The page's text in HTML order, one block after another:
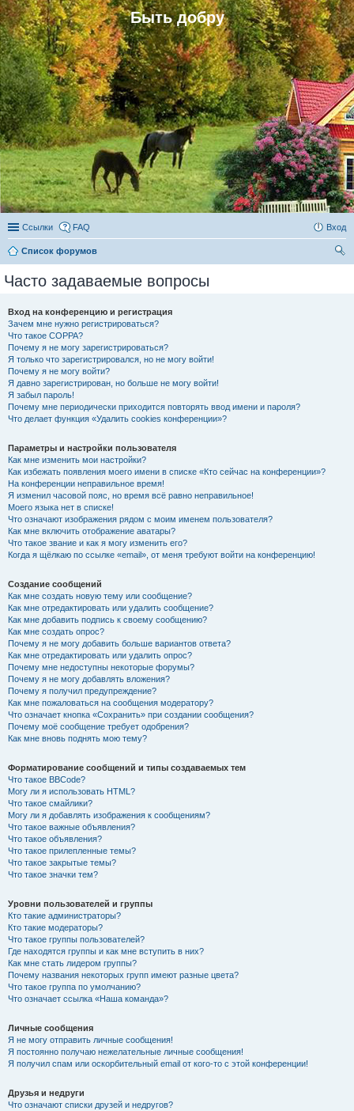
Быть добру
Ссылки FAQ Вход
Список форумов
Часто задаваемые вопросы
Вход на конференцию и регистрация
Зачем мне нужно регистрироваться?
Что такое COPPA?
Почему я не могу зарегистрироваться?
Я только что зарегистрировался, но не могу войти!
Почему я не могу войти?
Я давно зарегистрирован, но больше не могу войти!
Я забыл пароль!
Почему мне периодически приходится повторять ввод имени и пароля?
Что делает функция «Удалить cookies конференции»?
Параметры и настройки пользователя
Как мне изменить мои настройки?
Как избежать появления моего имени в списке «Кто сейчас на конференции»?
На конференции неправильное время!
Я изменил часовой пояс, но время всё равно неправильное!
Моего языка нет в списке!
Что означают изображения рядом с моим именем пользователя?
Как мне включить отображение аватары?
Что такое звание и как я могу изменить его?
Когда я щёлкаю по ссылке «email», от меня требуют войти на конференцию!
Создание сообщений
Как мне создать новую тему или сообщение?
Как мне отредактировать или удалить сообщение?
Как мне добавить подпись к своему сообщению?
Как мне создать опрос?
Почему я не могу добавить больше вариантов ответа?
Как мне отредактировать или удалить опрос?
Почему мне недоступны некоторые форумы?
Почему я не могу добавлять вложения?
Почему я получил предупреждение?
Как мне пожаловаться на сообщения модератору?
Что означает кнопка «Сохранить» при создании сообщения?
Почему моё сообщение требует одобрения?
Как мне вновь поднять мою тему?
Форматирование сообщений и типы создаваемых тем
Что такое BBCode?
Могу ли я использовать HTML?
Что такое смайлики?
Могу ли я добавлять изображения к сообщениям?
Что такое важные объявления?
Что такое объявления?
Что такое прилепленные темы?
Что такое закрытые темы?
Что такое значки тем?
Уровни пользователей и группы
Кто такие администраторы?
Кто такие модераторы?
Что такое группы пользователей?
Где находятся группы и как мне вступить в них?
Как мне стать лидером группы?
Почему названия некоторых групп имеют разные цвета?
Что такое группа по умолчанию?
Что означает ссылка «Наша команда»?
Личные сообщения
Я не могу отправить личные сообщения!
Я постоянно получаю нежелательные личные сообщения!
Я получил спам или оскорбительный email от кого-то с этой конференции!
Друзья и недруги
Что означают списки друзей и недругов?